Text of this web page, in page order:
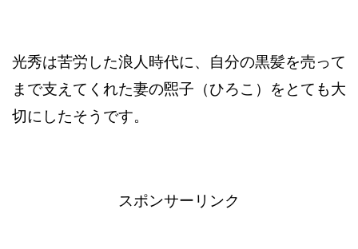
光秀は苦労した浪人時代に、自分の黒髪を売って
まで支えてくれた妻の煕子（ひろこ）をとても大
切にしたそうです。
スポンサーリンク